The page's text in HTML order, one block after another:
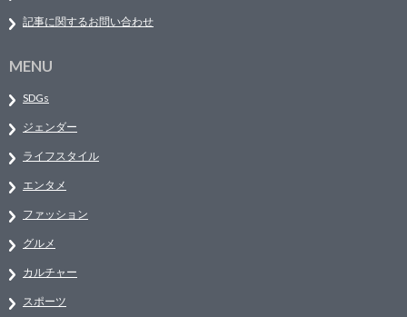
記事に関するお問い合わせ
MENU
SDGs
ジェンダー
ライフスタイル
エンタメ
ファッション
グルメ
カルチャー
スポーツ